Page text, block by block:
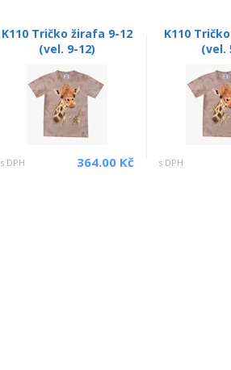
K110 Tričko žirafa 9-12
(vel. 9-12)
s DPH 364.00 Kč
K110
(vel.
s DPH